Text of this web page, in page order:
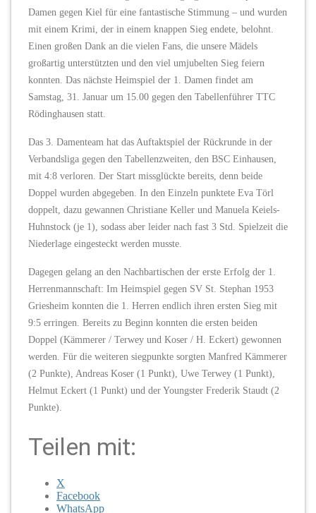
Damen gegen Kiel für eine fantastische Stimmung – und wurden
mit einem Krimi, der in einem knappen Sieg endete, belohnt.
Einen großen Dank an die vielen Fans, die unsere Mädels
großartig unterstützten und den viel umjubelten Sieg feiern
konnten. Das nächste Heimspiel der 1. Damen findet am
Samstag, 31. Januar um 15.00 gegen den Tabellenführer TTC
Rödinghausen statt.
Das 3. Damenteam hat das Auftaktspiel der Rückrunde in der
Verbandsliga gegen den Tabellenzweiten, den BSC Einhausen,
mit 4:8 verloren. Der Start missglückte bereits, denn beide
Doppel wurden abgegeben. In den Einzeln punktete Eva Törl
doppelt, dazu gewannen Christiane Keller und Manuela Keiels-
Huhnstock (je 1), sodass aber leider nach fast 3 Std. Spielzeit die
Niederlage eingesteckt werden musste.
Dagegen gelang an den Nachbartischen der erste Erfolg der 1.
Herrenmannschaft: Im Heimspiel gegen SV St. Stephan 1953
Griesheim konnten die 1. Herren endlich ihren ersten Sieg mit
9:5 erringen. Bereits zu Beginn konnten die ersten beiden
Doppel (Kämmerer / Terwey und Koser / H. Eckert) gewonnen
werden. Für die weiteren siegpunkte sorgten Manfred Kämmerer
(2 Punkte), Andreas Koser (1 Punkt), Uwe Terwey (1 Punkt),
Helmut Eckert (1 Punkt) und der Youngster Frederik Staudt (2
Punkte).
Teilen mit:
X
Facebook
WhatsApp